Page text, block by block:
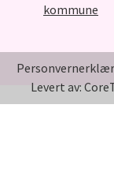
kommune
Levert av: